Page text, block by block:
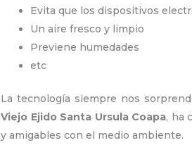
Evita que los dispositivos
Un aire fresco y limpio
Previene humedades
etc
La tecnología siempre nos
Viejo Ejido Santa Ursula Coapa, ha
y amigables con el medio ambiente.